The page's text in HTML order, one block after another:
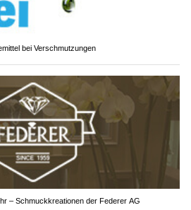
bei Verschmutzungen
– Schmuckkreationen der Federer AG